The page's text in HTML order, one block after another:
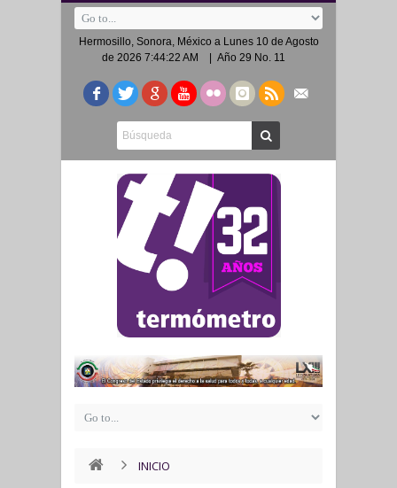
Hermosillo, Sonora, México a Lunes 10 de Agosto
de 2026 7:44:22 AM
| Año 29 No. 11
INICIO